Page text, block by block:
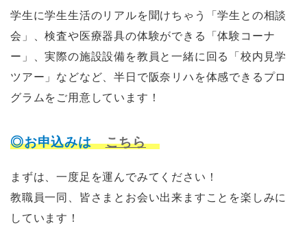
学生に学生生活のリアルを聞けちゃう「学生との相談
会」、検査や医療器具の体験ができる「体験コーナ
ー」、実際の施設設備を教員と一緒に回る「校内見学
ツアー」などなど、半日で阪奈リハを体感できるプロ
グラムをご用意しています！
◎お申込みはこちら
まずは、一度足を運んでみてください！
教職員一同、皆さまとお会い出来ますことを楽しみに
しています！